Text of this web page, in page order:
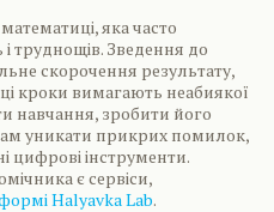
яка часто
труднощів. Зведення до
скорочення результату,
кроки вимагають неабиякої
навчання, зробити його
уникати прикрих помилок,
цифрові інструменти.
є сервіси,
Halyavka Lab.